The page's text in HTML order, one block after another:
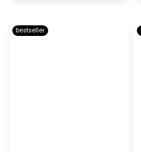
bestseller